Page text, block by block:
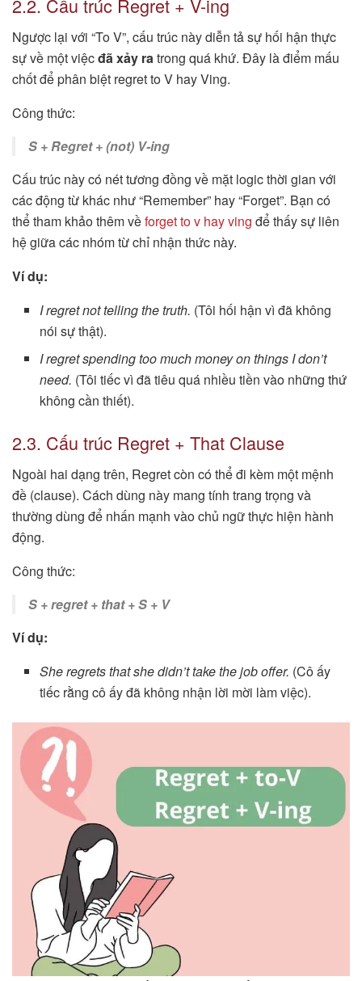
2.2. Cấu trúc Regret + V-ing
Ngược lại với “To V”, cấu trúc này diễn tả sự hối hận thực
sự về một việcđã xảy ratrong quá khứ. Đây là điểm mấu
chốt để phân biệt regret to V hay Ving.
Công thức:
S + Regret + (not) V-ing
Cấu trúc này có nét tương đồng về mặt logic thời gian với
các động từ khác như “Remember” hay “Forget”. Bạn có
thể tham khảo thêm vềforget to v hay ving để thấy sự liên
hệ giữa các nhóm từ chỉ nhận thức này.
Ví dụ:
I regret not telling the truth. (Tôi hối hận vì đã không
nói sự thật).
I regret spending too much money on things I don’t
need. (Tôi tiếc vì đã tiêu quá nhiều tiền vào những thứ
không cần thiết).
2.3. Cấu trúc Regret + That Clause
Ngoài hai dạng trên, Regret còn có thể đi kèm một mệnh
đề (clause). Cách dùng này mang tính trang trọng và
thường dùng để nhấn mạnh vào chủ ngữ thực hiện hành
động.
Công thức:
S + regret + that + S + V
Ví dụ:
She regrets that she didn’t take the job offer. (Cô ấy
tiếc rằng cô ấy đã không nhận lời mời làm việc).